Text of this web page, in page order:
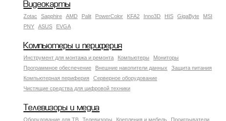
Видеокарты
Zotac Sapphire AMD Palit PowerColor KFA2 Inno3D HIS GigaByte
MSI
PNY
ASUS EVGA
Компьютеры и периферия
Инструмент для монтажа и ремонта Компьютеры
Мониторы
Программное обеспечение
Внешние накопители данных
Защита питания
Компьютерная периферия
Серверное оборудование
Чистящие средства для цифровой техники
Телевизоры и медиа
Оборудование для ТВ Телевизоры Крепления и мебель Проигрыватели